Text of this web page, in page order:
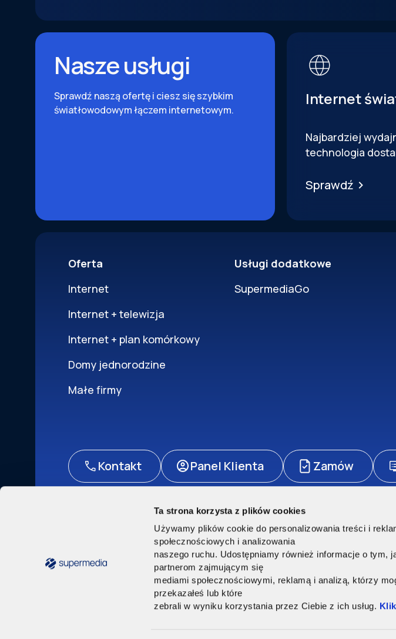
Ta strona korzysta z plików cookies
Używamy plików cookie do personalizowania treści i
społecznościowych i analizowania
naszego ruchu. Udostępniamy również informacje o tym,
partnerom zajmującym się
mediami społecznościowymi, reklamą i analizą, którzy
przekazałeś lub które
zebrali w wyniku korzystania przez Ciebie z ich usług.
Nasze usługi
Sprawdź naszą ofertę i ciesz się szybkim
światłowodowym łączem internetowym.
Internet
Najbardziej
technologia
Sprawdź
Oferta
Internet
Internet + telewizja
Internet + plan komórkowy
Domy jednorodzine
Małe firmy
Usługi dodatkowe
SupermediaGo
Kontakt Panel Klienta Zamów
Akt o usługach cyfrowych
© Supermedia 2024. Wszystkie prawa zastrzeżone.